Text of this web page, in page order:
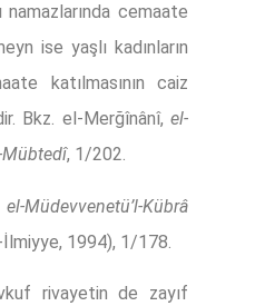
cemaate
ise yaşlı kadınların
katılmasının caiz
Bkz. el-Merğînânî, el-
Mübtedî, 1/202.
el-Müdevvenetü’l-Kübrâ
İlmiyye, 1994), 1/178.
rivayetin de zayıf